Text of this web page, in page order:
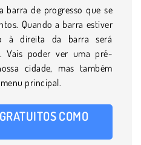
barra de progresso que se
Quando a barra estiver
à direita da barra será
Vais poder ver uma pré-
cidade, mas também
principal.
COMO